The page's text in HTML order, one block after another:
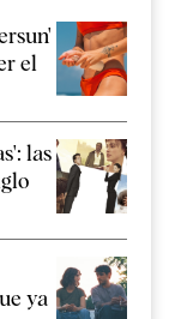
el
las
ya